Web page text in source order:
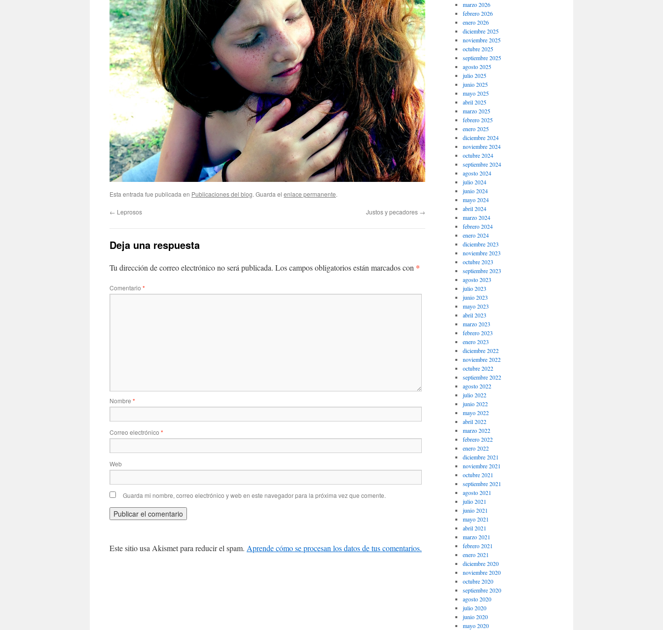
Esta entrada fue publicada en Publicaciones del blog. Guarda el enlace permanente.
← Leprosos Justos y pecadores →
Deja una respuesta
Tu dirección de correo electrónico no será publicada. Los campos obligatorios están marcados con *
Comentario *
Nombre *
Correo electrónico *
Web
Guarda mi nombre, correo electrónico y web en este navegador para la próxima vez que comente.
Este sitio usa Akismet para reducir el spam. Aprende cómo se procesan los datos de tus comentarios.
marzo 2026
febrero 2026
enero 2026
diciembre 2025
noviembre 2025
octubre 2025
septiembre 2025
agosto 2025
julio 2025
junio 2025
mayo 2025
abril 2025
marzo 2025
febrero 2025
enero 2025
diciembre 2024
noviembre 2024
octubre 2024
septiembre 2024
agosto 2024
julio 2024
junio 2024
mayo 2024
abril 2024
marzo 2024
febrero 2024
enero 2024
diciembre 2023
noviembre 2023
octubre 2023
septiembre 2023
agosto 2023
julio 2023
junio 2023
mayo 2023
abril 2023
marzo 2023
febrero 2023
enero 2023
diciembre 2022
noviembre 2022
octubre 2022
septiembre 2022
agosto 2022
julio 2022
junio 2022
mayo 2022
abril 2022
marzo 2022
febrero 2022
enero 2022
diciembre 2021
noviembre 2021
octubre 2021
septiembre 2021
agosto 2021
julio 2021
junio 2021
mayo 2021
abril 2021
marzo 2021
febrero 2021
enero 2021
diciembre 2020
noviembre 2020
octubre 2020
septiembre 2020
agosto 2020
julio 2020
junio 2020
mayo 2020